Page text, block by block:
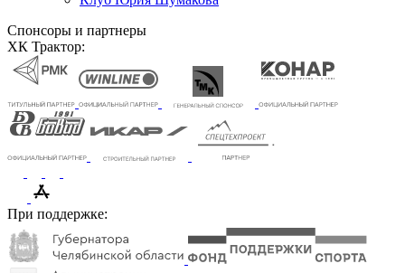
Спонсоры и партнеры
ХК Трактор:
При поддержке: